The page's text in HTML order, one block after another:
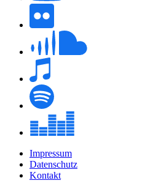
Impressum
Datenschutz
Kontakt